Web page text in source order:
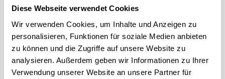
Diese Webseite verwendet Cookies
Wir verwenden Cookies, um Inhalte und Anzeigen zu
personalisieren, Funktionen für soziale Medien anbieten
zu können und die Zugriffe auf unsere Website zu
analysieren. Außerdem geben wir Informationen zu Ihrer
Verwendung unserer Website an unsere Partner für
NUR 2 MINUTEN
Wie gut bin ich in meinem Diabetes-
Management?